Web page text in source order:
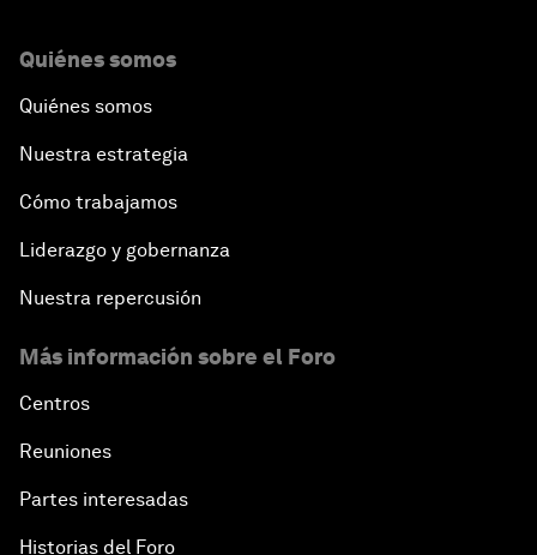
Quiénes somos
Quiénes somos
Nuestra estrategia
Cómo trabajamos
Liderazgo y gobernanza
Nuestra repercusión
Más información sobre el Foro
Centros
Reuniones
Partes interesadas
Historias del Foro